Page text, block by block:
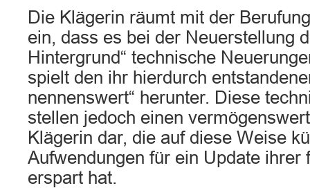
Die Klägerin räumt mit der
ein, dass es bei der Neuerstellung
Hintergrund“ technische
spielt den ihr hierdurch
nennenswert“ herunter. Diese
stellen jedoch einen
Klägerin dar, die auf diese Weise
Aufwendungen für ein Update ihrer
erspart hat.